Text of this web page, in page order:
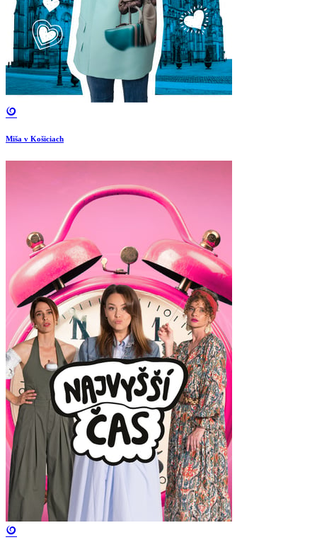
Miša v Košiciach